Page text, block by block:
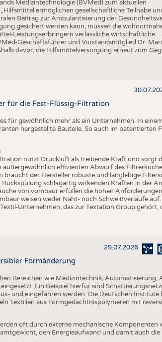
Medizintechnologie (BVMed) zum aktuellen
ermöglichen gesellschaftliche Teilhabe
Beitrag zur Ambulantisierung der
gesichert werden kann, müssen die
Leistungserbringern verlässliche wirtschaftliche
Geschäftsführer und Vorstandsmitglied Dr.
davor, die Hilfsmittelversorgung erneut zum
für die Fest-Flüssig-Filtration
für gewöhnlich mehr als ein Unternehmen. In
hergestellte Bauteile. So auch im patentierten
nutzt Druckluft als treibende Kraft und sorgt
effizienten Abwurf des
der Hersteller robuste und langlebige
schlagartig wirkenden Kräften in der
von vombaur erfüllen die hohen
weisen weder Naht- noch Schweißverläufe
Unternehmen, das zur Textation Group gehört,
29.07.2026
Formänderung
Bereichen wie Medizintechnik, Automatisierung,
Ein Beispiel hierfür sind
und eingefahren werden. Die Deutschen Institute
Textilien aus Formgedächtnispolymeren mit
oft durch externe mechanische Komponenten
den Energieaufwand und damit auch die